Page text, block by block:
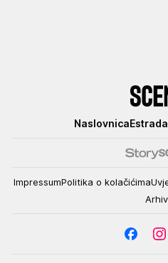
NaslovnicaEstrada
ImpressumPolitika o kolačićima